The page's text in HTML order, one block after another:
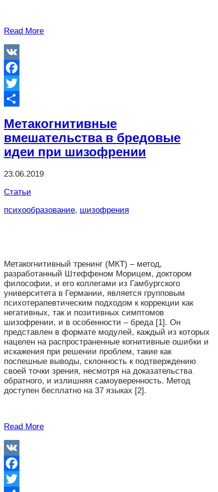
Read More
VK
Facebook
Twitter
Метакогнитивные
вмешательства в бредовые
идеи при шизофрении
23.06.2019
Статьи
психообразование, шизофрения
Метакогнитивный тренинг (МКТ) – метод,
разработанный Штеффеном Морицем, доктором
философии, и его коллегами из Гамбургского
университета в Германии, является групповым
психотерапевтическим подходом к коррекции как
негативных, так и позитивных симптомов
шизофрении, и в особенности – бреда [1]. Он
представлен в формате модулей, каждый из которых
нацелен на распространенные когнитивные ошибки и
искажения при решении проблем, такие как
поспешные выводы, склонность к подтверждению
своей точки зрения, несмотря на доказательства
обратного, и излишняя самоуверенность. Метод
доступен бесплатно на 37 языках [2].
Read More
VK
Facebook